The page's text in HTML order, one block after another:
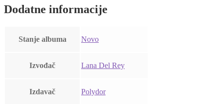
Backwards
Over
(CD)
Dodatne informacije
Stanje albuma Novo
Izvođač Lana Del Rey
Izdavač Polydor